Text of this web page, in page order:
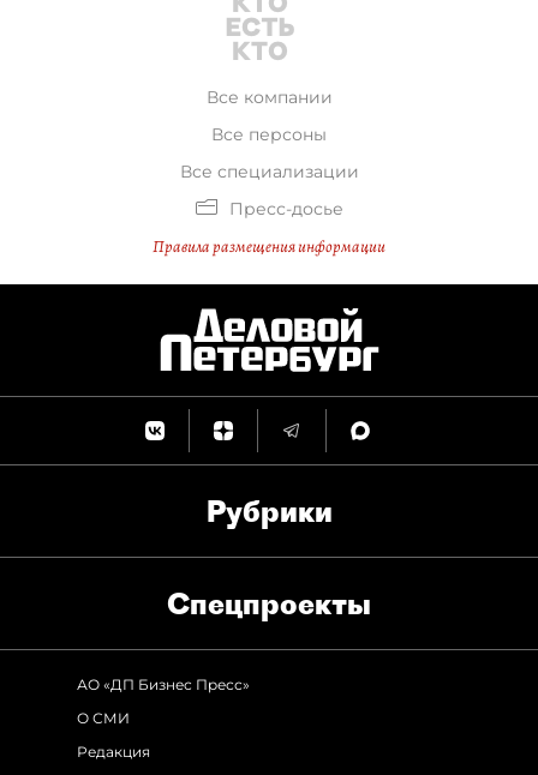
Все компании
Все персоны
Все специализации
Пресс-досье
Правила размещения информации
Рубрики
Спец­проекты
АО «ДП Бизнес Пресс»
О СМИ
Редакция